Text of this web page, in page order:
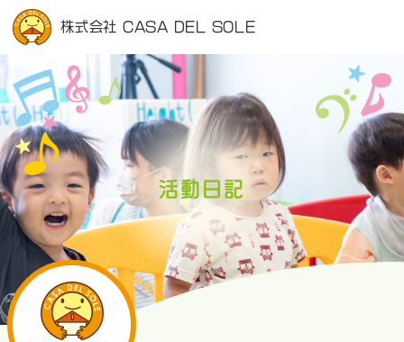
株式会社 CASA DEL SOLE
活動日記